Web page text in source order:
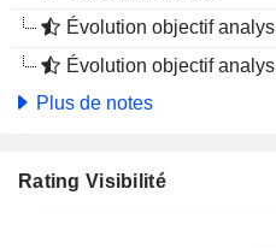
Évolution objectif analystes 1 an
Évolution objectif analystes 4 mois
Plus de notes
Rating Visibilité